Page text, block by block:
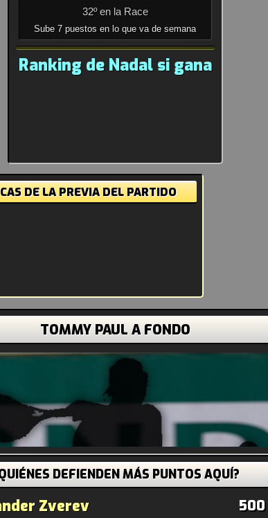
32º en la Race
Sube 7 puestos en lo que va de semana
Ranking de Nadal si gana
DE LA PREVIA DEL PARTIDO
TOMMY PAUL A FONDO
DEFIENDEN MÁS PUNTOS AQUÍ?
Zverev 500